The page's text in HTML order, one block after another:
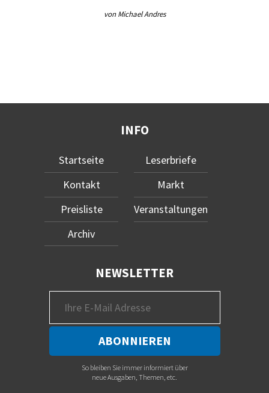
von Michael Andres
INFO
Startseite
Kontakt
Preisliste
Archiv
Leserbriefe
Markt
Veranstaltungen
NEWSLETTER
So bleiben Sie immer informiert über
neue Ausgaben, Themen, etc.